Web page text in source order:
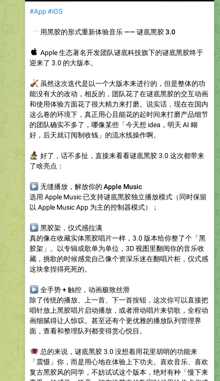
#App#iOS
用黑胶的形式重新体验音乐 —— 谜底黑胶 3.0
Apple 生态著名开发团队谜底科技旗下的谜底黑胶终于
迎来了 3.0 的大版本。
虽然这次迭代是以一个大版本来进行的，但是整体的功
能没有大的改动，相反的，团队花了在谜底黑胶的交互动画
和使用体验方面花了很大精力来打磨。说实话，现在在国内
这么卷的环境下，真正用心且能花的起时间来打磨产品细节
的团队确实不多了，哪像某些「今天想 idea，明天 AI 糊
好，后天就订阅制收钱」的流水线操作啊。
好了，话不多扯，直接来看看谜底黑胶 3.0 这次都带来
了啥亮点：
无缝播放，解放你的 Apple Music
选用 Apple Music 已支持谜底黑胶独立播放模式（同时保留
以 Apple Music App 为主的控制器模式）；
黑胶架，仪式感拉满
真的像在收藏实体黑胶唱片一样，3.0 版本给你整了个「黑
胶架」。以专辑或歌单为单位，3D 视图里翻阅你的音乐收
藏，挑歌的时候感觉自己像个资深乐迷在翻唱片柜，仪式感
这块拿捏得死死的。
全手势 + 触控，动画极致丝滑
除了传统的播放、上一首、下一首按钮，这次你可以直接把
唱针放上黑胶唱片启动播放，或者滑动唱片来切歌，全程动
画细腻得让人惊叹。甚至还有个更优雅的播放队列管理界
面，查看和整理队列都变得赏心悦目。
总的来说，谜底黑胶 3.0 没想着用花里胡哨的功能来
「震慑」你，而是用心地在体验上下功夫。喜欢音乐、喜欢
复古黑胶风的同学，不妨试试这个版本，绝对有种「慢下来